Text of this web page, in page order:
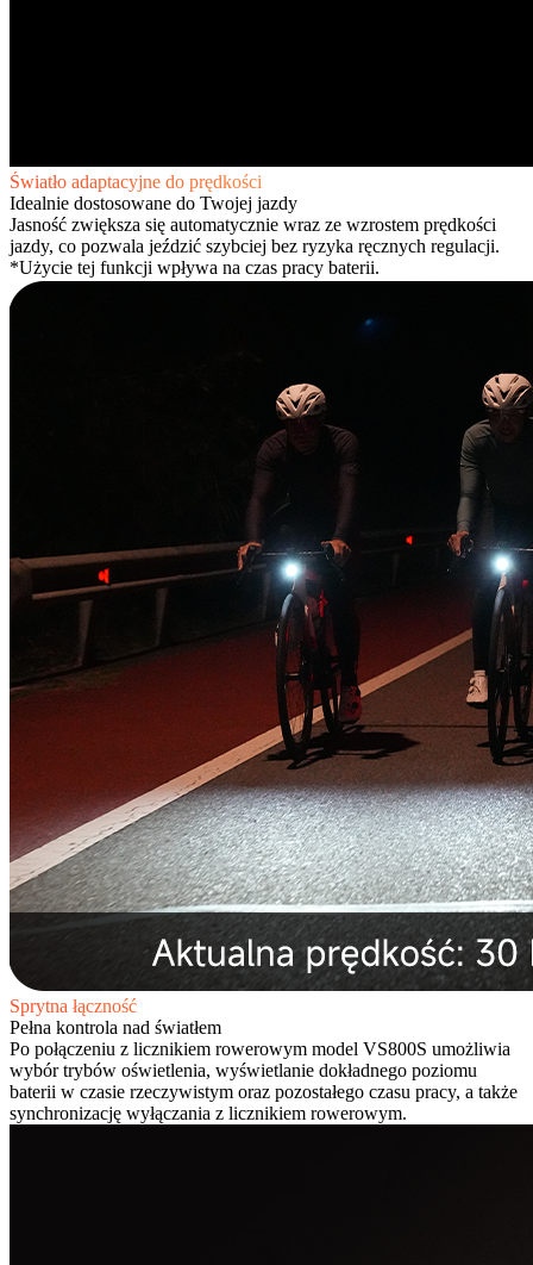
Światło adaptacyjne do prędkości
Idealnie dostosowane do Twojej jazdy
Jasność zwiększa się automatycznie wraz ze wzrostem prędkości
jazdy, co pozwala jeździć szybciej bez ryzyka ręcznych regulacji.
*Użycie tej funkcji wpływa na czas pracy baterii.
Sprytna łączność
Pełna kontrola nad światłem
Po połączeniu z licznikiem rowerowym model VS800S umożliwia
wybór trybów oświetlenia, wyświetlanie dokładnego poziomu
baterii w czasie rzeczywistym oraz pozostałego czasu pracy, a także
synchronizację wyłączania z licznikiem rowerowym.